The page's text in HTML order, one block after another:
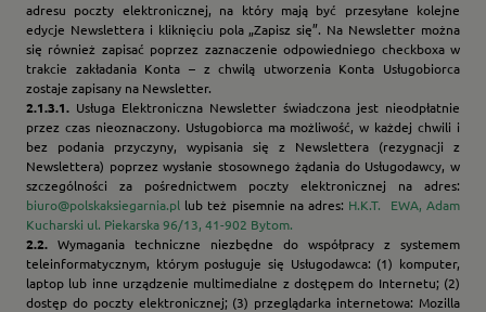
adresu poczty elektronicznej, na który mają być przesyłane kolejne
edycje Newslettera i kliknięciu pola „Zapisz się”. Na Newsletter można
się również zapisać poprzez zaznaczenie odpowiedniego checkboxa w
trakcie zakładania Konta – z chwilą utworzenia Konta Usługobiorca
zostaje zapisany na Newsletter.
2.1.3.1. Usługa Elektroniczna Newsletter świadczona jest nieodpłatnie
przez czas nieoznaczony. Usługobiorca ma możliwość, w każdej chwili i
bez podania przyczyny, wypisania się z Newslettera (rezygnacji z
Newslettera) poprzez wysłanie stosownego żądania do Usługodawcy, w
szczególności za pośrednictwem poczty elektronicznej na adres:
biuro@polskaksiegarnia.pl lub też pisemnie na adres: H.K.T. EWA, Adam
Kucharski ul. Piekarska 96/13, 41-902 Bytom.
2.2. Wymagania techniczne niezbędne do współpracy z systemem
teleinformatycznym, którym posługuje się Usługodawca: (1) komputer,
laptop lub inne urządzenie multimedialne z dostępem do Internetu; (2)
dostęp do poczty elektronicznej; (3) przeglądarka internetowa: Mozilla